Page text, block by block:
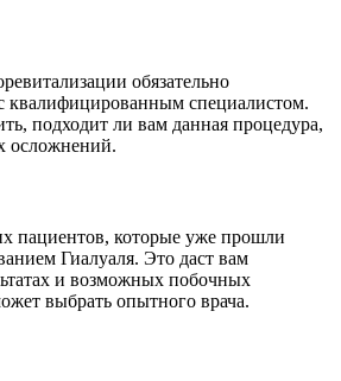
обязательно
квалифицированным специалистом.
подходит ли вам данная процедура,
осложнений.
пациентов, которые уже прошли
Гиалуаля. Это даст вам
и возможных побочных
выбрать опытного врача.